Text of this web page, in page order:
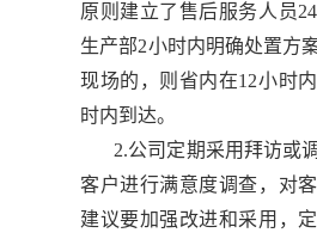
原则建立了售后服务人员
生产部2小时内明确处置方
现场的，则省内在12小时
时内到达。
2.公司定期采用拜访或
客户进行满意度调查，对
建议要加强改进和采用，